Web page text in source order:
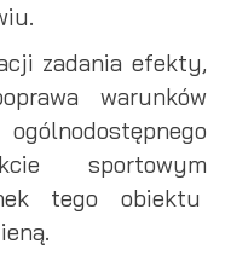
zadania efekty,
warunków
sportowym
tego obiektu